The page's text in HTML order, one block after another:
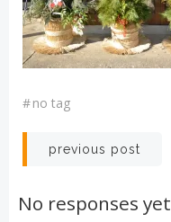
#no tag
投
稿
previous post
No responses yet